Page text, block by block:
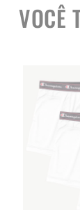
VOCÊ